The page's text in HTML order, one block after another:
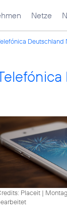
Netze
Deutschland
Placeit |